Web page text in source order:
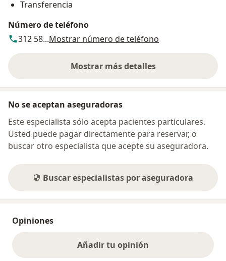
Transferencia
Número de teléfono
312 58...Mostrar número de teléfono
Mostrar más detalles
sobre la dirección
No se aceptan aseguradoras
Este especialista sólo acepta pacientes particulares.
Usted puede pagar directamente para reservar, o
buscar otro especialista que acepte su aseguradora.
Buscar especialistas por aseguradora
Opiniones
Añadir tu opinión